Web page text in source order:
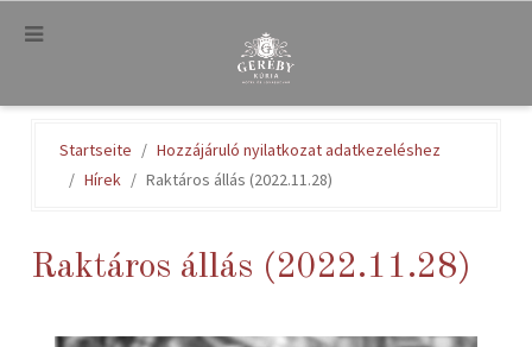
.
Startseite
Hozzájáruló nyilatkozat adatkezeléshez
Hírek
Raktáros állás (2022.11.28)
Raktáros állás (2022.11.28)